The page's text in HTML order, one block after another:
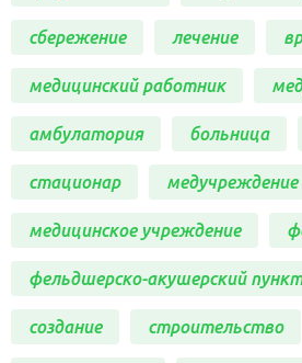
сбережение лечение
медицинский работник
амбулатория больница
стационар медучреждение
медицинское учреждение
фельдшерско-акушерский пункт
создание строительство